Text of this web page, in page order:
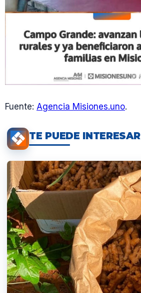
Fuente: Agencia Misiones.uno.
TE PUEDE INTERESAR